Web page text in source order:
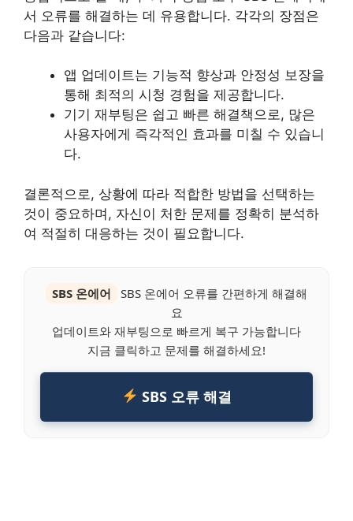
서 오류를 해결하는 데 유용합니다. 각각의 장점은
다음과 같습니다:
앱 업데이트는 기능적 향상과 안정성 보장을
통해 최적의 시청 경험을 제공합니다.
기기 재부팅은 쉽고 빠른 해결책으로, 많은
사용자에게 즉각적인 효과를 미칠 수 있습니
다.
결론적으로, 상황에 따라 적합한 방법을 선택하는
것이 중요하며, 자신이 처한 문제를 정확히 분석하
여 적절히 대응하는 것이 필요합니다.
SBS 온에어
SBS 온에어 오류를 간편하게 해결해
요
업데이트와 재부팅으로 빠르게 복구 가능합니다
지금 클릭하고 문제를 해결하세요!
SBS 오류 해결